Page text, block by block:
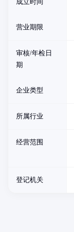
成立时间
营业期限
审核/年检日
期
企业类型
所属行业
经营范围
登记机关